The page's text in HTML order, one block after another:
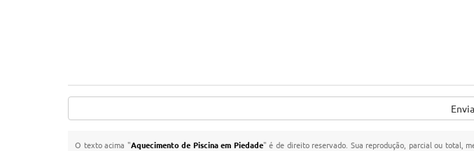
O texto acima "Aquecimento de Piscina em Piedade" é de direito reservado. Sua reprodução, parcial ou total,